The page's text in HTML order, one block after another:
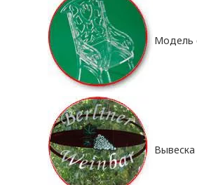
Модель
Вывеска